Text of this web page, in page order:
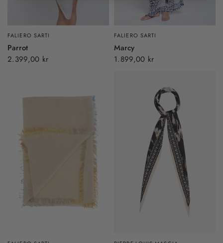
FALIERO SARTI
Parrot
2.399,00 kr
FALIERO SARTI
Marcy
1.899,00 kr